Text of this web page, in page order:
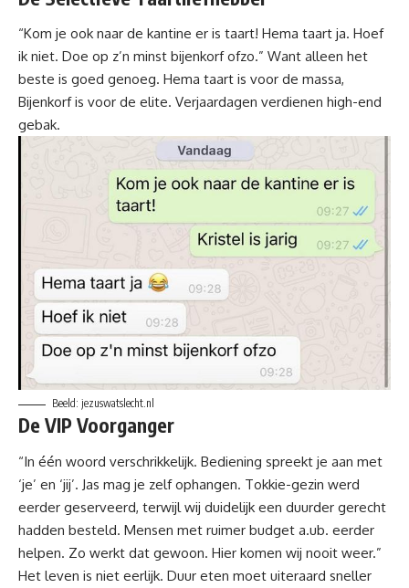
“Kom je ook naar de kantine er is taart! Hema taart ja. Hoef
ik niet. Doe op z’n minst bijenkorf ofzo.” Want alleen het
beste is goed genoeg. Hema taart is voor de massa,
Bijenkorfis voor de elite. Verjaardagen verdienen high-end
gebak.
Beeld: jezuswatslecht.nl
De VIP Voorganger
“In één woord verschrikkelijk. Bediening spreekt je aan met
‘je’ en ‘jij’. Jas mag je zelf ophangen. Tokkie-gezin werd
eerder geserveerd, terwijl wij duidelijk een duurder gerecht
hadden besteld. Mensen met ruimer budget a.ub. eerder
helpen. Zo werkt dat gewoon. Hier komen wij nooit weer.”
Het leven is niet eerlijk. Duur eten moet uiteraard sneller